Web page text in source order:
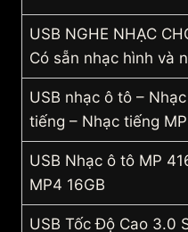
USB NGHE NHẠC
Có sẵn nhạc hình và
USB nhạc ô tô –
tiếng – Nhạc tiếng
USB Nhạc ô tô MP
MP4 16GB
USB Tốc Độ Cao 3.0